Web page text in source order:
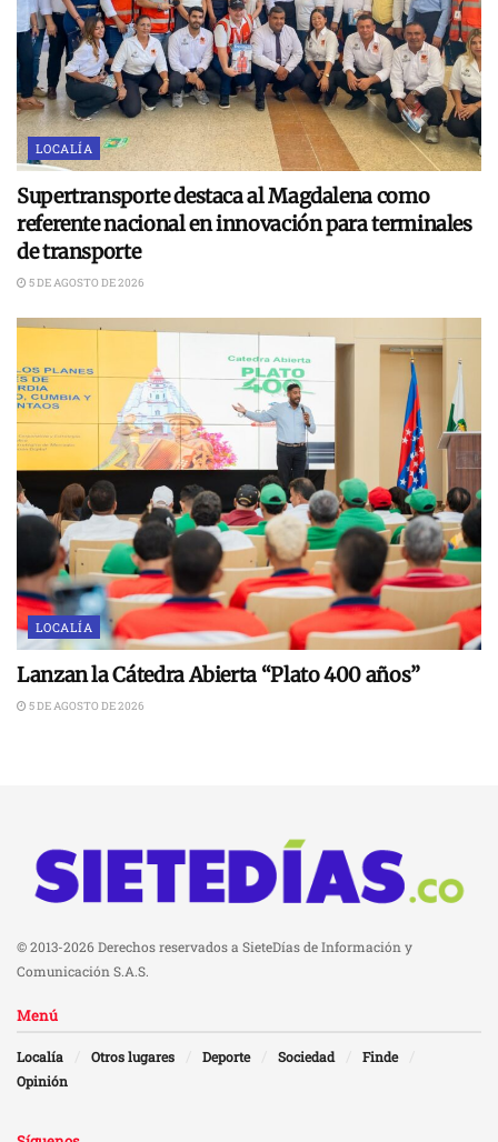
LOCALÍA
Supertransporte destaca al Magdalena como
referente nacional en innovación para terminales
de transporte
5 DE AGOSTO DE 2026
LOCALÍA
Lanzan la Cátedra Abierta “Plato 400 años”
5 DE AGOSTO DE 2026
© 2013-2026 Derechos reservados a SieteDías de Información y
Comunicación S.A.S.
Menú
Localía Otros lugares Deporte Sociedad
Finde
Opinión